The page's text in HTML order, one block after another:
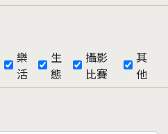
樂
活
生
態
攝影
比賽
其
他